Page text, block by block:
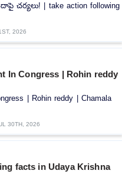
చర్యలు! | take action following
2026
In Congress | Rohin reddy
| Rohin reddy | Chamala
30TH, 2026
facts in Udaya Krishna